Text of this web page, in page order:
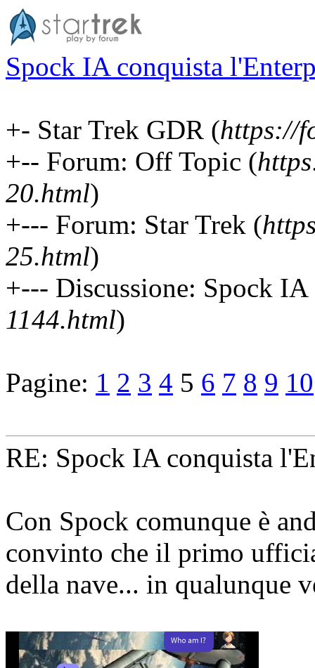
Spock IA conquista
+- Star Trek GDR (https://
+-- Forum: Off Topic (
20.html)
+--- Forum: Star Trek (
25.html)
+--- Discussione: Spock
1144.html)
Pagine: 1 2 3 4 5 6 7 8 9 10
RE: Spock IA conquista
Con Spock comunque è
convinto che il primo
della nave... in qualunque